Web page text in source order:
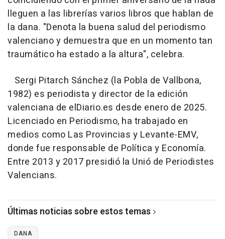
lleguen a las librerías varios libros que hablan de
la dana. "Denota la buena salud del periodismo
valenciano y demuestra que en un momento tan
traumático ha estado a la altura", celebra.
Sergi Pitarch Sánchez (la Pobla de Vallbona,
1982) es periodista y director de la edición
valenciana de elDiario.es desde enero de 2025.
Licenciado en Periodismo, ha trabajado en
medios como Las Provincias y Levante-EMV,
donde fue responsable de Política y Economía.
Entre 2013 y 2017 presidió la Unió de Periodistes
Valencians.
Últimas noticias sobre estos temas
DANA